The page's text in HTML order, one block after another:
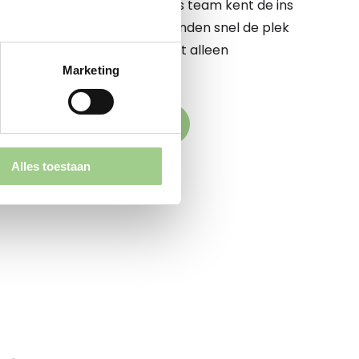
Marketing
Alles toestaan
begeleiden op dit pad. Ons team kent de ins
markt op zijn duimpje. We vinden snel de plek
werkgever elkaar niet alleen
versterken